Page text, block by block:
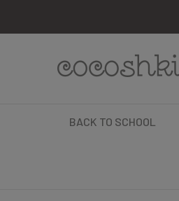
BACK TO SCHOOL